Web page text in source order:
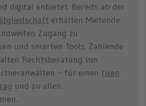
digital anbietet. Bereits ab der
erhalten Mietende
Zugang zu
und smarten Tools. Zahlende
Rechtsberatung von
– für einen fixen
und zu allen